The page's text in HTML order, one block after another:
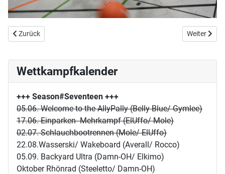
Vorheriger Beitrag: Frohe Ostern!
Zurück Nächster
Weiter
Wettkampfkalender
+++ Season#Seventeen +++
05.06. Welcome to the AllyPally (Belly Blue/ Gymlee)
17.06. Einparken- Mehrkampf (ElUffo/ Mole)
02.07. Schlauchbootrennen (Mole/ ElUffo)
22.08.Wasserski/ Wakeboard (Averall/ Rocco)
05.09. Backyard Ultra (Damn-OH/ Elkimo)
Oktober Rhönrad (Steeletto/ Damn-OH)